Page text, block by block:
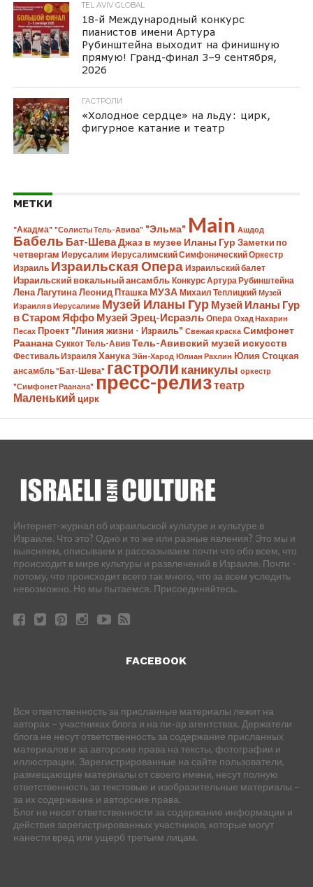
TEL AVIV GLOBAL
18-й Международный конкурс
пианистов имени Артура
Рубинштейна выходит на финишную
прямую! Гранд-финал 3–9 сентября,
2026
ГАСТРОЛИ
«Холодное сердце» на льду: цирк,
фигурное катание и театр
МЕТКИ
"Акадма" "Солисты Тель-Авива" "Эльма" Main Ашдод
Бабель Бат-ШеваДжаз в музее Иланы Гур Заметки по
четвергам Иерусалим Иерусалимский Симфонический Оркестр
Израиль Израильская Опера Израильский балет
Израильский вокальный ансамбль Конкурс Артура Рубинштейна
Лена Лагутина Леонид Пташка МУЗА Михаил Теплицкий Музей
Израиля в Иерусалиме Музей Иланы Гур Музей Иланы Гур
в Старом Яффо Музей Эрец-Исраэль Опера Охад Нахарин
Песах Проект "Линия жизни - Израиль" Свежая краска Симфонет
Раанана Суккот Тель-Авив Тель-Авивский музей искусств
Фестиваль Израиля Ханука Эйн-Харод Юлиан Рахлин Юлия Стоцкая
ансамбль "Бат-Шева" гастроли каникулы оркестр
"Симфонет Раанана" пресс-релизтеатр
Маленький цирк
Интернет-журнал об израильской культуре и культуре в
Израиле. Что это? Одно и то же или разные явления? Это мы и
выясняем, описываем и рассказываем почти что обо всем, что
происходит в мире культуры и развлечений в Израиле. Почти -
потому, что происходит всего так много, что за всем уследить
невозможно. Но мы пытаемся. Присоединяйтесь.
FACEBOOK
Вся ответственность за присланные материалы лежит на
авторах – участниках блога и на пи-ар агентствах. Держатели
блога не несут ответственность за содержание присланных
материалов и за авторские права на тексты, фотографии и
иллюстрации. Зарегистрированные на сайте пользователи,
размещающие материалы от своего имени, несут полную
ответственность за текстовые и изобразительные материалы –
за их содержание и авторские права.
Блог не несет ответственности за содержание информации и
действия зарегистрированных участников, которые могут
нанести вред или ущерб третьим лицам.